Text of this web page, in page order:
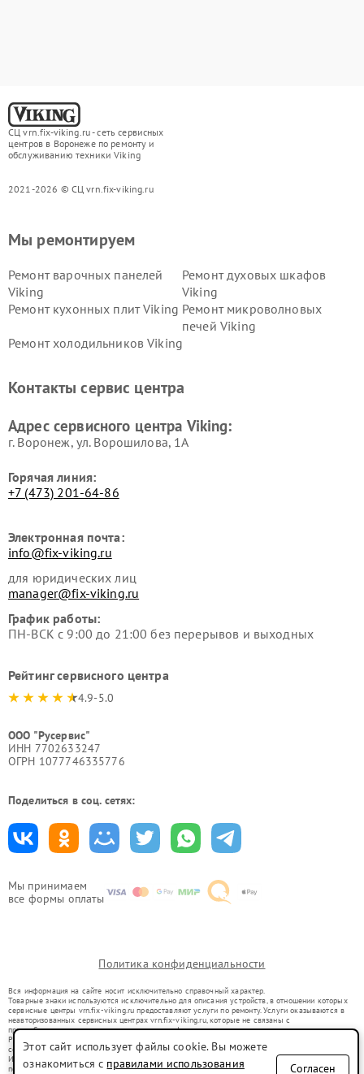
СЦ vrn.fix-viking.ru - сеть сервисных
центров в Воронеже по ремонту и
обслуживанию техники Viking
2021-2026 © СЦ vrn.fix-viking.ru
Мы принимаем
все формы оплаты
Мы ремонтируем
Ремонт варочных панелей
Viking
Ремонт духовых шкафов
Viking
Ремонт кухонных плит Viking Ремонт микроволновых
печей Viking
Ремонт холодильников Viking
Контакты сервис центра
Адрес сервисного центра Viking:
г. Воронеж, ул. Ворошилова, 1А
Горячая линия:
+7 (473) 201-64-86
Электронная почта:
info@fix-viking.ru
для юридических лиц
manager@fix-viking.ru
График работы:
ПН-ВСК с 9:00 до 21:00 без перерывов и выходных
Рейтинг сервисного центра
4.9-5.0
ООО "Русервис"
ИНН 7702633247
ОГРН 1077746335776
Поделиться в соц. сетях:
Политика конфиденциальности
Вся информация на сайте носит исключительно справочный характер.
Товарные знаки используются исключительно для описания устройств, в отношении которых
сервисные центры vrn.fix-viking.ru предоставляют услуги по ремонту. Услуги оказываются в
неавторизованных сервисных центрах vrn.fix-viking.ru, которые не связаны с
правообладателями товарных знаков или их официальными представителями.
Ремонт осуществляется для устройств, уже введенных в гражданский оборот в соответствии
со статьей 1487 ГК РФ.
Использование товарных знаков не преследует цели индивидуализации услуг или введения
потребителей в заблуждение, а служит для информирования о предоставляемых услугах по
Этот сайт использует файлы cookie. Вы можете
ознакомиться с правилами использования
Согласен